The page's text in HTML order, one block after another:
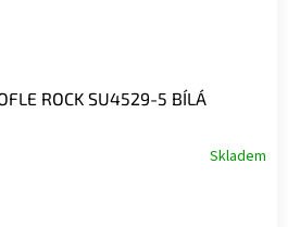
ROCK SU4529-5 BÍLÁ
Skladem